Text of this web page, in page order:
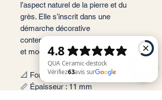
l’aspect naturel de la pierre et du
grès. Elle s’inscrit dans une
démarche décorative
contemporaine, mêlant authenticité
et modernité.
📐 Format: 60x120 cm
📏 Épaisseur : 11 mm